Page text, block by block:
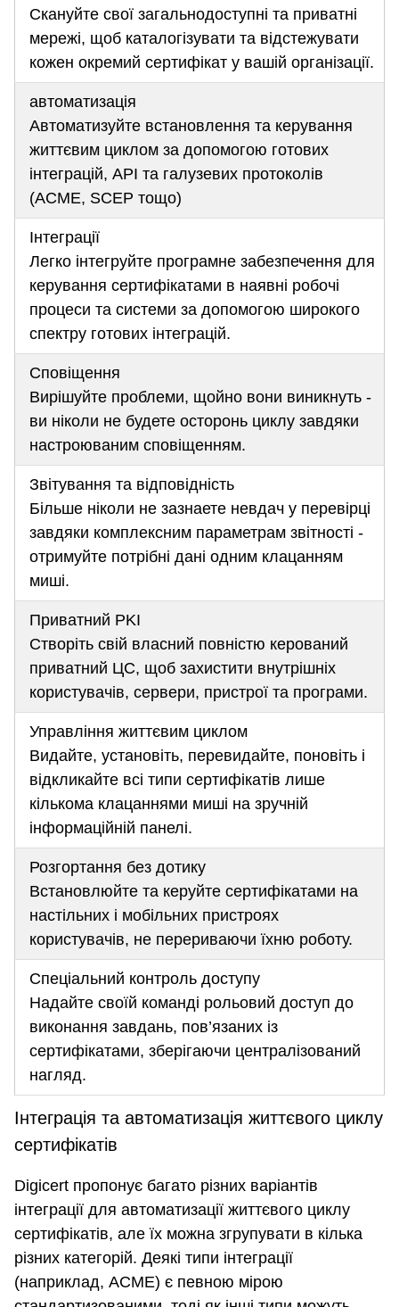
Скануйте свої загальнодоступні та приватні
мережі, щоб каталогізувати та відстежувати
кожен окремий сертифікат у вашій організації.
автоматизація
Автоматизуйте встановлення та керування
життєвим циклом за допомогою готових
інтеграцій, API та галузевих протоколів
(ACME, SCEP тощо)
Інтеграції
Легко інтегруйте програмне забезпечення для
керування сертифікатами в наявні робочі
процеси та системи за допомогою широкого
спектру готових інтеграцій.
Сповіщення
Вирішуйте проблеми, щойно вони виникнуть -
ви ніколи не будете осторонь циклу завдяки
настроюваним сповіщенням.
Звітування та відповідність
Більше ніколи не зазнаете невдач у перевірці
завдяки комплексним параметрам звітності -
отримуйте потрібні дані одним клацанням
миші.
Приватний PKI
Створіть свій власний повністю керований
приватний ЦС, щоб захистити внутрішніх
користувачів, сервери, пристрої та програми.
Управління життєвим циклом
Видайте, установіть, перевидайте, поновіть і
відкликайте всі типи сертифікатів лише
кількома клацаннями миші на зручній
інформаційній панелі.
Розгортання без дотику
Встановлюйте та керуйте сертифікатами на
настільних і мобільних пристроях
користувачів, не перериваючи їхню роботу.
Спеціальний контроль доступу
Надайте своїй команді рольовий доступ до
виконання завдань, пов’язаних із
сертифікатами, зберігаючи централізований
нагляд.
Інтеграція та автоматизація життєвого циклу
сертифікатів
Digicert пропонує багато різних варіантів
інтеграції для автоматизації життєвого циклу
сертифікатів, але їх можна згрупувати в кілька
різних категорій. Деякі типи інтеграції
(наприклад, ACME) є певною мірою